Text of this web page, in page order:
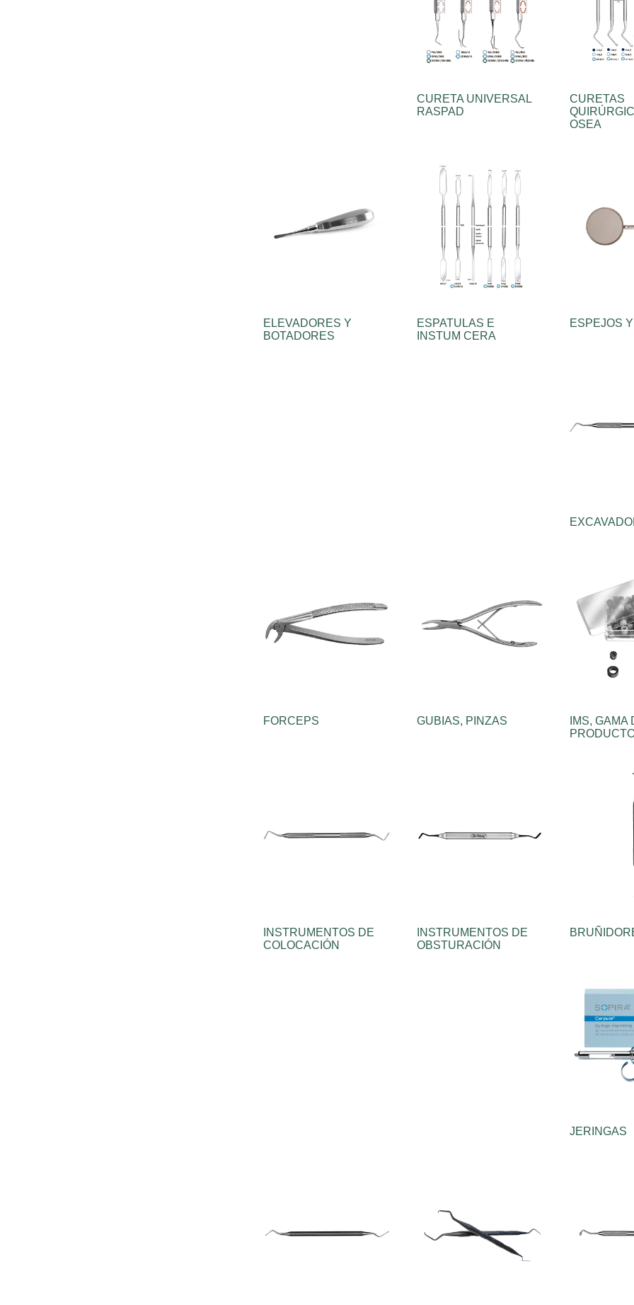
CURETA UNIVERSAL
RASPAD
CURETAS
OSEA
ELEVADORES Y
BOTADORES
ESPATULAS E
INSTUM CERA
ESPEJOS
FORCEPS GUBIAS, PINZAS
IMS, GAMA
INSTRUMENTOS DE
COLOCACIÓN
INSTRUMENTOS DE
OBSTURACIÓN
JERINGAS